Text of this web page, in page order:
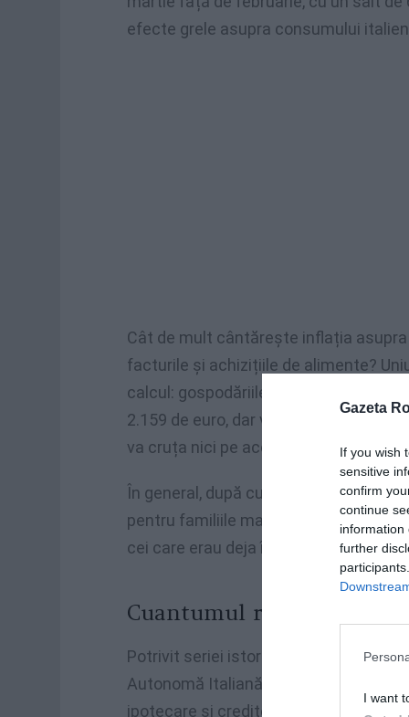
Gazeta
If you wish
sensitive
confirm
continue
information
further
I want
efecte grele asupra consumului
Cât de mult cântărește inflația
facturile și achizițiile de alimente?
calcul: gospodăriile cu un singur copil
2.159 de euro, dar vor exista
va cruța nici pe acestea.
În general, după cum a raportat Il
pentru familiile mai numeroase, dar
cei care erau deja în dificultate, scrie
Cuantumul ratelor
Potrivit seriei istorice a Băncii Italiei
Autonomă Italiană) în ultimul an,
ipotecare și creditelor acordate de